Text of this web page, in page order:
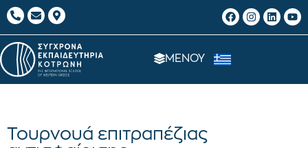
ΜΕΝΟΥ
Τουρνουά επιτραπέζιας